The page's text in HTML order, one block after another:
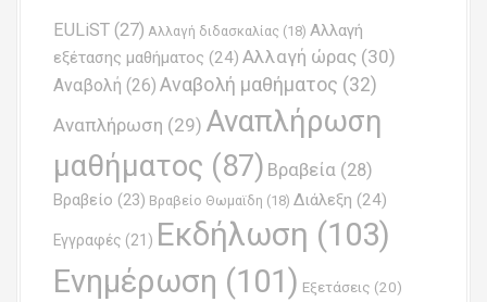
EULiST (27) Αλλαγή διδασκαλίας (18) Αλλαγή
εξέτασης μαθήματος (24) Αλλαγή ώρας (30)
Αναβολή (26) Αναβολή μαθήματος (32)
Αναπλήρωση (29) Αναπλήρωση
μαθήματος (87) Βραβεία (28)
Βραβείο (23) Βραβείο Θωμαϊδη (18) Διάλεξη (24)
Εγγραφές (21) Εκδήλωση (103)
Ενημέρωση (101) Εξετάσεις (20)